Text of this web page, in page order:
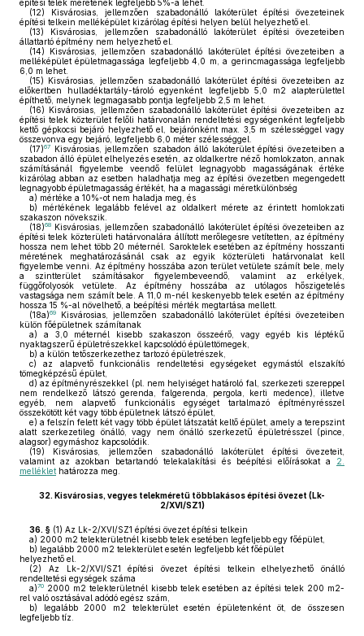
építési telek méretének legfeljebb 5%-a lehet.
(12) Kisvárosias, jellemzően szabadonálló lakóterület építési övezeteinek
építési telkein melléképület kizárólag építési helyen belül helyezhető el.
(13) Kisvárosias, jellemzően szabadonálló lakóterület építési övezeteiben
állattartó építmény nem helyezhető el.
(14) Kisvárosias, jellemzően szabadonálló lakóterület építési övezeteiben a
melléképület épületmagassága legfeljebb 4,0 m, a gerincmagassága legfeljebb
6,0 m lehet.
(15) Kisvárosias, jellemzően szabadonálló lakóterület építési övezeteiben az
előkertben hulladéktartály-tároló egyenként legfeljebb 5,0 m2 alapterülettel
építhető, melynek legmagasabb pontja legfeljebb 2,5 m lehet.
(16) Kisvárosias, jellemzően szabadonálló lakóterület építési övezeteiben az
építési telek közterület felőli határvonalán rendeltetési egységenként legfeljebb
kettő gépkocsi bejáró helyezhető el, bejárónként max. 3,5 m szélességgel vagy
összevonva egy bejáró, legfeljebb 6,0 méter szélességgel.
(17)67
Kisvárosias, jellemzően szabadon álló lakóterület építési övezeteiben a
szabadon álló épület elhelyezés esetén, az oldalkertre néző homlokzaton, annak
számításánál figyelembe veendő felület legnagyobb magasságának értéke
kizárólag abban az esetben haladhatja meg az építési övezetben megengedett
legnagyobb épületmagasság értékét, ha a magassági méretkülönbség
a) mértéke a 10%-ot nem haladja meg, és
b) mértékének legalább felével az oldalkert mérete az érintett homlokzati
szakaszon növekszik.
(18)68 Kisvárosias, jellemzően szabadonálló lakóterület építési övezeteiben az
építési telek közterületi határvonalára állított merőlegesre vetítetten, az építmény
hossza nem lehet több 20 méternél. Saroktelek esetében az építmény hosszanti
méretének meghatározásánál csak az egyik közterületi határvonalat kell
figyelembe venni. Az építmény hosszába azon terület vetülete számít bele, mely
a szintterület számításakor figyelembeveendő, valamint az erkélyek,
függőfolyosók vetülete. Az építmény hosszába az utólagos hőszigetelés
vastagsága nem számít bele. A 11,0 m-nél keskenyebb telek esetén az építmény
hossza 15 %-al növelhető, a beépítési mérték megtartása mellett.
(18a)69
Kisvárosias, jellemzően szabadonálló lakóterület építési övezeteiben
külön főépületnek számítanak
a) a 3,0 méternél kisebb szakaszon összeérő, vagy egyéb kis léptékű
nyaktagszerű épületrészekkel kapcsolódó épülettömegek,
b) a külön tetőszerkezethez tartozó épületrészek,
c) az alapvető funkcionális rendeltetési egységeket egymástól elszakító
tömegképzésű épület,
d) az építményrészekkel (pl. nem helyiséget határoló fal, szerkezeti szereppel
nem rendelkező látszó gerenda, falgerenda, pergola, kerti medence), illetve
egyéb, nem alapvető funkcionális egységet tartalmazó építményrésszel
összekötött két vagy több épületnek látszó épület,
e) a felszín felett két vagy több épület látszatát keltő épület, amely a terepszint
alatt szerkezetileg önálló, vagy nem önálló szerkezetű épületrésszel (pince,
alagsor) egymáshoz kapcsolódik.
(19) Kisvárosias, jellemzően szabadonálló lakóterület építési övezeteit,
valamint az azokban betartandó telekalakítási és beépítési előírásokat a 2.
melléklet határozza meg.
32. Kisvárosias, vegyes telekméretű többlakásos építési övezet (Lk-
2/XVI/SZ1)
36. § (1) Az Lk-2/XVI/SZ1 építési övezet építési telkein
a) 2000 m2 telekterületnél kisebb telek esetében legfeljebb egy főépület,
b) legalább 2000 m2 telekterület esetén legfeljebb két főépület
helyezhető el.
(2) Az Lk-2/XVI/SZ1 építési övezet építési telkein elhelyezhető önálló
rendeltetési egységek száma
a)70 2000 m2 telekterületnél kisebb telek esetében az építési telek 200 m2-
rel való osztásával adódó egész szám,
b) legalább 2000 m2 telekterület esetén épületenként öt, de összesen
legfeljebb tíz.